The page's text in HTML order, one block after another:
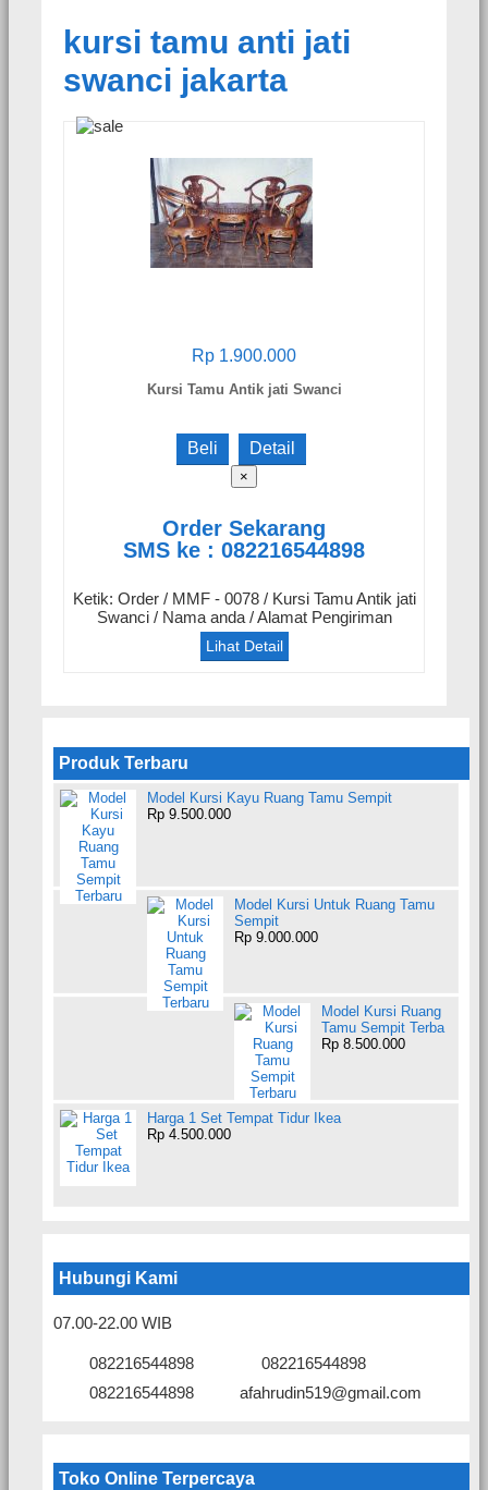
kursi tamu anti jati
swanci jakarta
Rp 1.900.000
Kursi Tamu Antik jati Swanci
Beli Detail
×
Order Sekarang
SMS ke : 082216544898
Ketik: Order / MMF - 0078 / Kursi Tamu Antik jati
Swanci / Nama anda / Alamat Pengiriman
Lihat Detail
Produk Terbaru
Model Kursi Kayu Ruang Tamu Sempit
Rp 9.500.000
Model Kursi Untuk Ruang Tamu
Sempit
Rp 9.000.000
Model Kursi Ruang
Tamu Sempit Terba
Rp 8.500.000
Harga 1 Set Tempat Tidur Ikea
Rp 4.500.000
Hubungi Kami
07.00-22.00 WIB
082216544898
082216544898
082216544898
afahrudin519@gmail.com
Toko Online Terpercaya